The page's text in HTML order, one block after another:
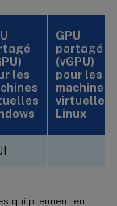
les
GPU
partagé
(vGPU)
pour les
machines
virtuelles
Linux
qui prennent en